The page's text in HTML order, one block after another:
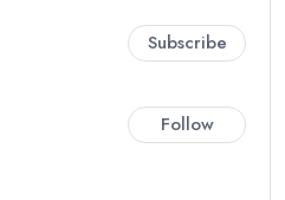
Subscribe
Follow